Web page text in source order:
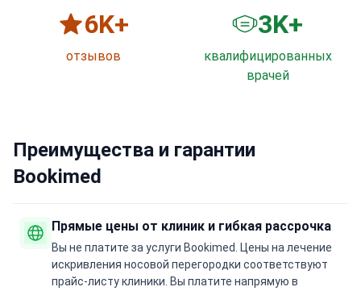
6K+
отзывов
3K+
квалифицированных
врачей
Преимущества и гарантии
Bookimed
Прямые цены от клиник и гибкая рассрочка
Вы не платите за услуги Bookimed. Цены на лечение
искривления носовой перегородки соответствуют
прайс-листу клиники. Вы платите напрямую в